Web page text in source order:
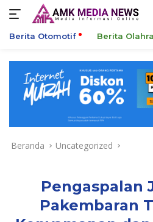
konten
Berita Otomotif Berita
Beranda Uncategorized
Pengaspalan
Pakembaran